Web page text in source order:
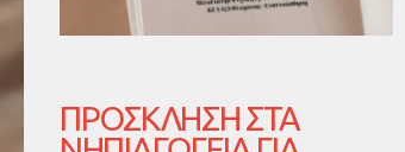
ΠΡΌΣΚΛΗΣΗ ΣΤΑ